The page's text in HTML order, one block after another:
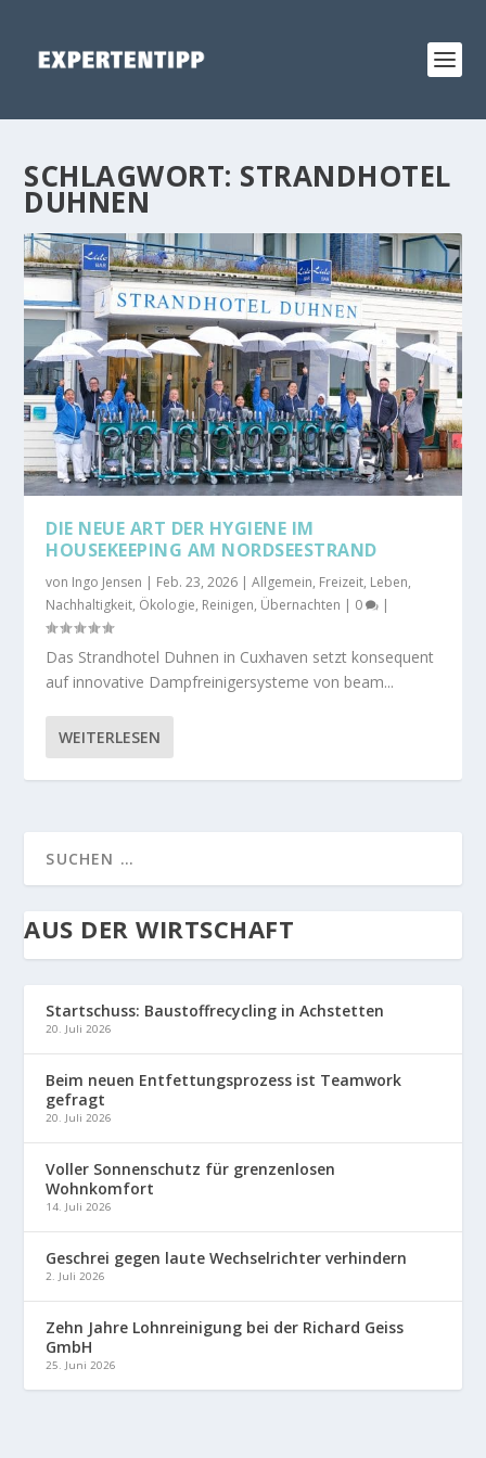
SCHLAGWORT: STRANDHOTEL
DUHNEN
DIE NEUE ART DER HYGIENE IM
HOUSEKEEPING AM NORDSEESTRAND
von Ingo Jensen | Feb. 23, 2026 |Allgemein, Freizeit, Leben,
Nachhaltigkeit, Ökologie, Reinigen, Übernachten | 0 |
Das Strandhotel Duhnen in Cuxhaven setzt konsequent
auf innovative Dampfreinigersysteme von beam...
WEITERLESEN
AUS DER WIRTSCHAFT
Startschuss: Baustoffrecycling in Achstetten
20. Juli 2026
Beim neuen Entfettungsprozess ist Teamwork
gefragt
20. Juli 2026
Voller Sonnenschutz für grenzenlosen
Wohnkomfort
14. Juli 2026
Geschrei gegen laute Wechselrichter verhindern
2. Juli 2026
Zehn Jahre Lohnreinigung bei der Richard Geiss
GmbH
25. Juni 2026